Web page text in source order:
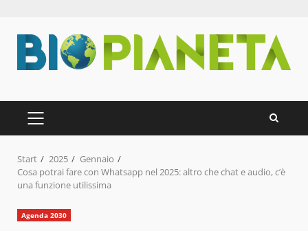
Inhalt
springen
PRIMÄRES
MENÜ
Start 2025
Gennaio
Cosa potrai fare con Whatsapp nel 2025: altro che chat e audio, c’è
una funzione utilissima
Agenda 2030